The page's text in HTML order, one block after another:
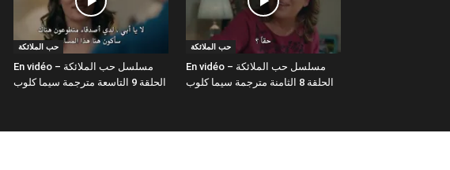
حب الملائكة
En vidéo – مسلسل حب الملائكة
الحلقة 9 التاسعة مترجمة سيما كلوب
حب الملائكة
En vidéo – مسلسل حب الملائكة
الحلقة 8 الثامنة مترجمة سيما كلوب